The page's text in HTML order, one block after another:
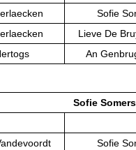
Sofie
Lieve De
An
Sofie
Sofie